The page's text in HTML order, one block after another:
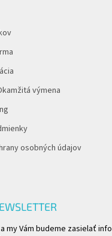
výmena
osobných údajov
my Vám budeme zasielať